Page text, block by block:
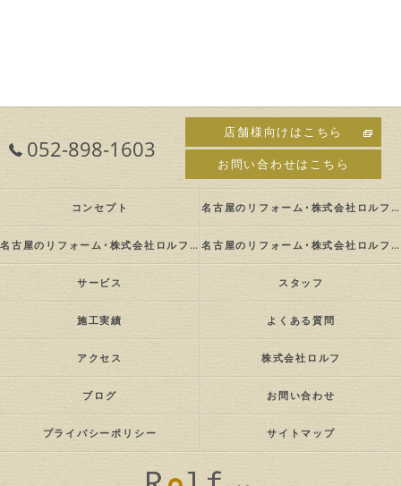
052-898-1603
店舗様向けはこちら
お問い合わせはこちら
コンセプト 名古屋のリフォーム･株式会社ロルフの口コミ情報
名古屋のリフォーム･株式会社ロルフの評判 名古屋のリフォーム･株式会社ロルフのお客様の声
サービス スタッフ
施工実績 よくある質問
アクセス 株式会社ロルフ
ブログ お問い合わせ
プライバシーポリシー サイトマップ